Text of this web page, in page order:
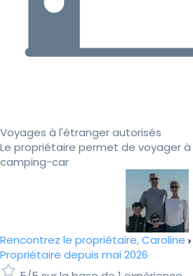
Voyages à l'étranger autorisés
Le propriétaire permet de voyager
camping-car
Rencontrez le propriétaire, Caroline
Propriétaire depuis mai 2026